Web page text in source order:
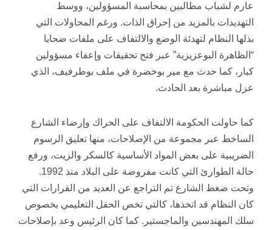
عارم لشباب مطالبين بمحاسبة المسؤولين، ووسط
التهديدات بالمزيد من إحراق الذات. ورغم المحاولات التي
بذلها النظام لتهدئة الوضع والالتفاف على ملفات ضحايا
“الظاهرة البوعزيزية” عبر فتح تحقيقات وإعفاء مسؤولين
كبار، كما حدث مع مير بوخضرة في ملف بوطرفيف، الذي
عزل مباشرة بعد الحادث.
كما حاولت الحكومة الالتفاف على الحراك وإرضاء الشارع
الساخط عبر مجموعة من الإصلاحات، منها تعليق الرسوم
الضريبية على بعض المواد الأساسية كالسكر والزيت، ورفع
حالة الطوارئ التي كانت مفروضة على البلاد منذ 1992.
وتحت ضغط الشارع تم التراجع عن العديد من القرارات التي
كان النظام قد اتخذها، كالتي تخص الحقل التعليمي بخصوص
سلك المهندسين والماجستير. كما كان الرئيس وعد بإصلاحات